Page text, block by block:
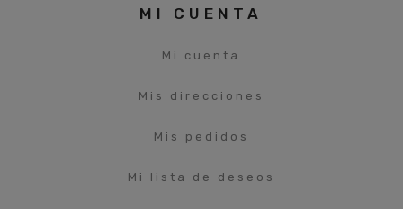
MI CUENTA
Mi cuenta
Mis direcciones
Mis pedidos
Mi lista de deseos